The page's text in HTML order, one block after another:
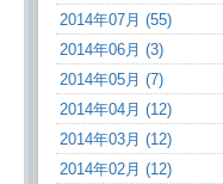
2014年07月 (55)
2014年06月 (3)
2014年05月 (7)
2014年04月 (12)
2014年03月 (12)
2014年02月 (12)